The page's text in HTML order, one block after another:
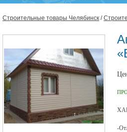
Строительные товары Челябинск /
-